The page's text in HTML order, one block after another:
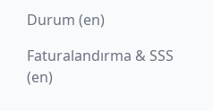
Durum (en)
Faturalandırma & SSS
(en)